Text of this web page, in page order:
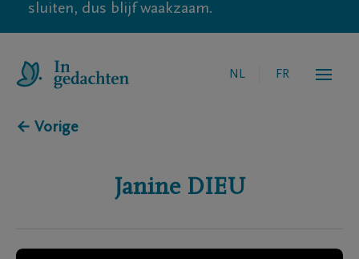
sluiten, dus blijf waakzaam.
NL FR
← Vorige
Janine DIEU